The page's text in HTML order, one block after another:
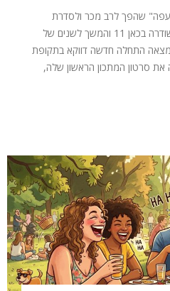
שהפך לרב מכר ולסדרת
הדוקו המטלטלת "אסירות" ששודרה בכאן 11 והמשך לשנים של
התחלה חדשה דווקא בתקופת
סרטון המתכון הראשון שלה,